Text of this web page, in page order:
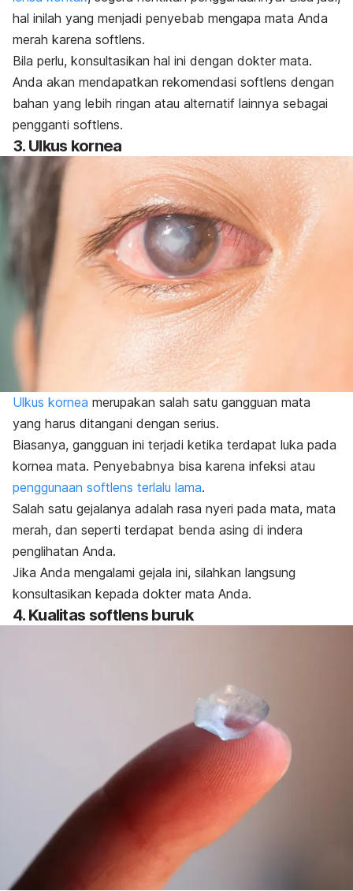
hal inilah yang menjadi penyebab mengapa mata Anda
merah karena softlens.
Bila perlu, konsultasikan hal ini dengan dokter mata.
Anda akan mendapatkan rekomendasi softlens dengan
bahan yang lebih ringan atau alternatif lainnya sebagai
pengganti softlens.
3. Ulkus kornea
Ulkus kornea merupakan salah satu gangguan mata
yang harus ditangani dengan serius.
Biasanya, gangguan ini terjadi ketika terdapat luka pada
kornea mata. Penyebabnya bisa karena infeksi atau
penggunaan softlens terlalu lama.
Salah satu gejalanya adalah rasa nyeri pada mata, mata
merah, dan seperti terdapat benda asing di indera
penglihatan Anda.
Jika Anda mengalami gejala ini, silahkan langsung
konsultasikan kepada dokter mata Anda.
4. Kualitas softlens buruk